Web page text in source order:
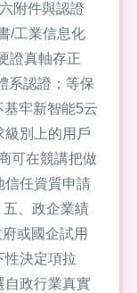
附件與認證
/工業信息化
證真軸存正
系認證；等保
牢新智能5云
級別上的用戶
可在競講把做
信任資質申請
、政企業績
或國企試用
性決定項拉
自政行業真實